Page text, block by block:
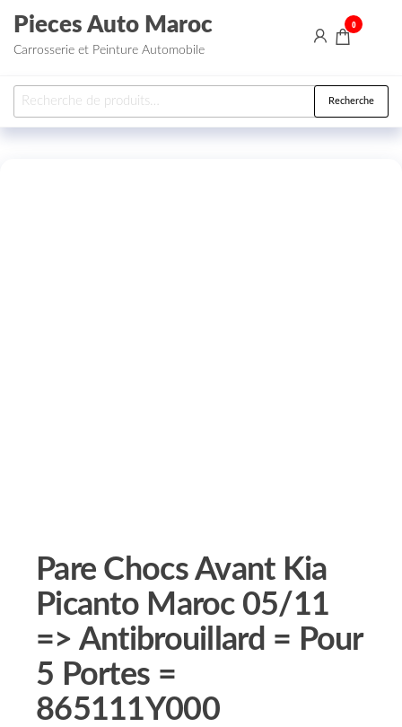
Aller au contenu
Pieces Auto Maroc
Carrosserie et Peinture Automobile
0
Recherche pour : Recherche
Pare Chocs Avant Kia
Picanto Maroc 05/11
=> Antibrouillard = Pour
5 Portes =
865111Y000